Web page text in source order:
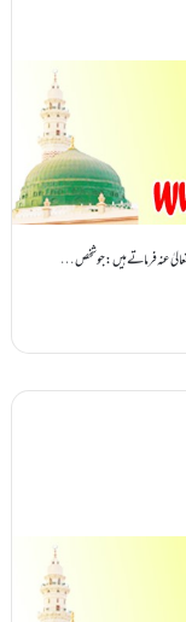
عنہ فرماتے ہیں : جو شخص…